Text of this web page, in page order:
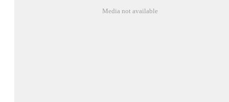
Media not available